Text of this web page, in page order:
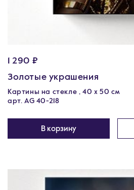
1 290 ₽
Золотые украшения
Картины на стекле , 40 х 50 см
арт. AG 40-218
В корзину